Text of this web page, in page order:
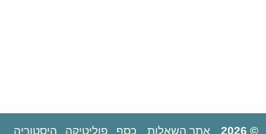
© 2026 אתר השאלות כסף פוליטיקה היסטוריה